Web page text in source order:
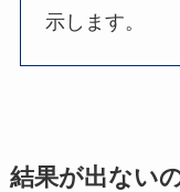
示します。
結果が出ない